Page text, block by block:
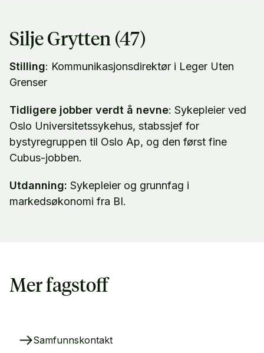
Silje Grytten (47)
Stilling: Kommunikasjonsdirektør i Leger Uten
Grenser
Tidligere jobber verdt å nevne: Sykepleier ved
Oslo Universitetssykehus, stabssjef for
bystyregruppen til Oslo Ap, og den først fine
Cubus-jobben.
Utdanning: Sykepleier og grunnfag i
markedsøkonomi fra BI.
Mer fagstoff
Samfunnskontakt